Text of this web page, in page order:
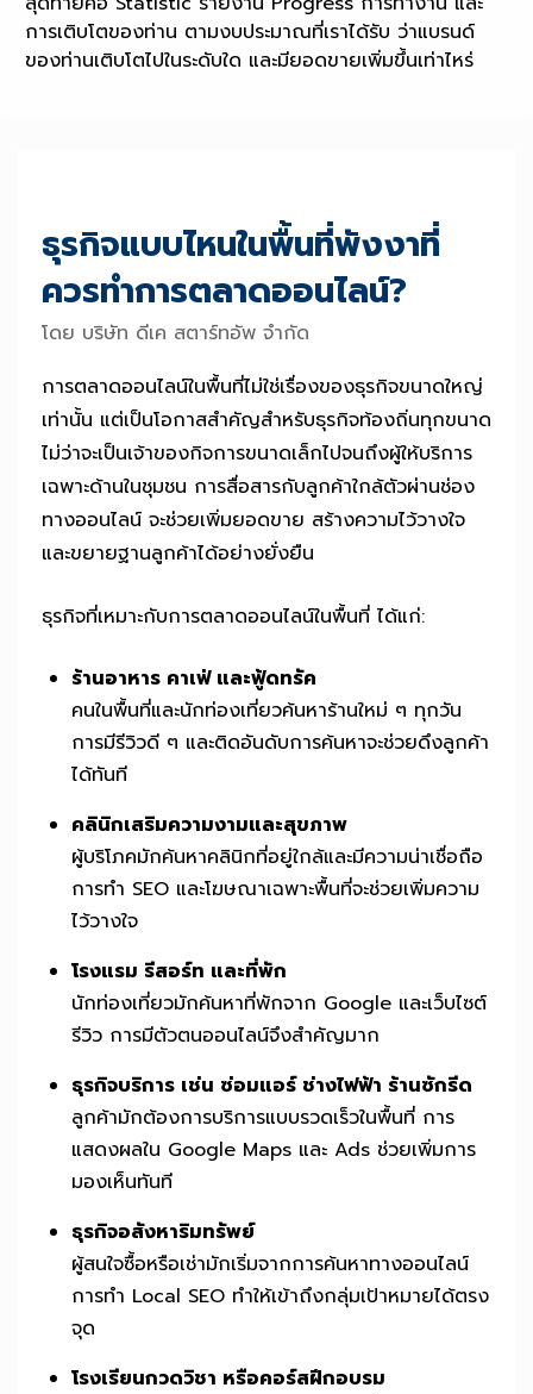
การเติบโตของท่าน ตามงบประมาณที่เราได้รับ ว่าแบรนด์
ของท่านเติบโตไปในระดับใด และมียอดขายเพิ่มขึ้นเท่าไหร่
ธุรกิจแบบไหนในพื้นที่พังงาที่
ควรทำการตลาดออนไลน์?
โดย บริษัท ดีเค สตาร์ทอัพ จำกัด
การตลาดออนไลน์ในพื้นที่ไม่ใช่เรื่องของธุรกิจขนาดใหญ่
เท่านั้น แต่เป็นโอกาสสำคัญสำหรับธุรกิจท้องถิ่นทุกขนาด
ไม่ว่าจะเป็นเจ้าของกิจการขนาดเล็กไปจนถึงผู้ให้บริการ
เฉพาะด้านในชุมชน การสื่อสารกับลูกค้าใกล้ตัวผ่านช่อง
ทางออนไลน์ จะช่วยเพิ่มยอดขาย สร้างความไว้วางใจ
และขยายฐานลูกค้าได้อย่างยั่งยืน
ธุรกิจที่เหมาะกับการตลาดออนไลน์ในพื้นที่ ได้แก่:
ร้านอาหาร คาเฟ่ และฟู้ดทรัค
คนในพื้นที่และนักท่องเที่ยวค้นหาร้านใหม่ ๆ ทุกวัน
การมีรีวิวดี ๆ และติดอันดับการค้นหาจะช่วยดึงลูกค้า
ได้ทันที
คลินิกเสริมความงามและสุขภาพ
ผู้บริโภคมักค้นหาคลินิกที่อยู่ใกล้และมีความน่าเชื่อถือ
การทำ SEO และโฆษณาเฉพาะพื้นที่จะช่วยเพิ่มความ
ไว้วางใจ
โรงแรม รีสอร์ท และที่พัก
นักท่องเที่ยวมักค้นหาที่พักจาก Google และเว็บไซต์
รีวิว การมีตัวตนออนไลน์จึงสำคัญมาก
ธุรกิจบริการ เช่น ซ่อมแอร์ ช่างไฟฟ้า ร้านซักรีด
ลูกค้ามักต้องการบริการแบบรวดเร็วในพื้นที่ การ
แสดงผลใน Google Maps และ Ads ช่วยเพิ่มการ
มองเห็นทันที
ธุรกิจอสังหาริมทรัพย์
ผู้สนใจซื้อหรือเช่ามักเริ่มจากการค้นหาทางออนไลน์
การทำ Local SEO ทำให้เข้าถึงกลุ่มเป้าหมายได้ตรง
จุด
โรงเรียนกวดวิชา หรือคอร์สฝึกอบรม